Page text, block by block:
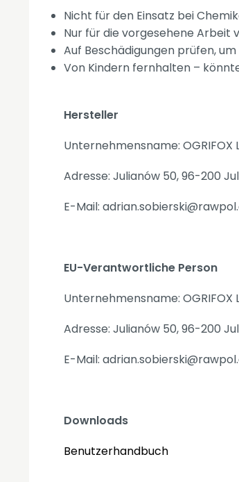
Nicht für den Einsatz bei
Nur für die vorgesehene Arbeit
Auf Beschädigungen prüfen,
Von Kindern fernhalten –
Hersteller
Unternehmensname: OGRIFOX
Adresse: Julianów 50, 96-200
E-Mail:
EU-Verantwortliche Person
Unternehmensname: OGRIFOX
Adresse: Julianów 50, 96-200
E-Mail:
Downloads
Benutzerhandbuch